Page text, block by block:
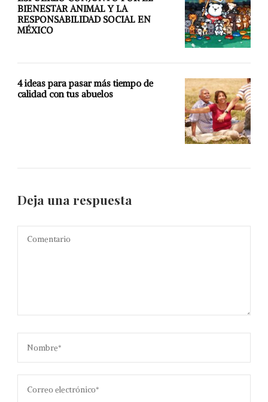
BIENESTAR ANIMAL Y LA
RESPONSABILIDAD SOCIAL EN
MÉXICO
4 ideas para pasar más tiempo de
calidad con tus abuelos
Deja una respuesta